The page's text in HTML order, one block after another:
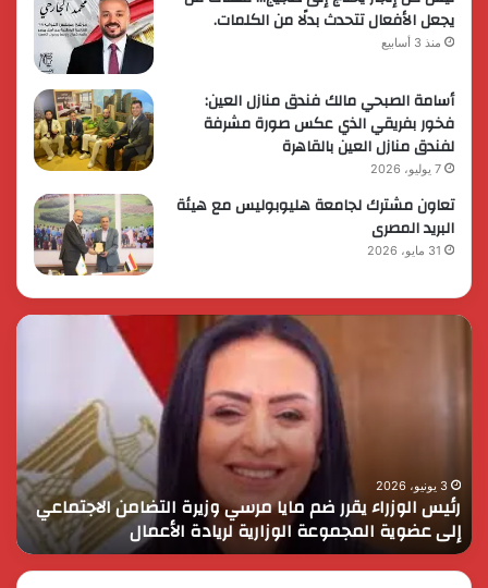
يجعل الأفعال تتحدث بدلًا من الكلمات.
منذ 3 أسابيع
أسامة الصبحي مالك فندق منازل العين:
فخور بفريقي الذي عكس صورة مشرفة
لفندق منازل العين بالقاهرة
7 يوليو، 2026
تعاون مشترك لجامعة هليوبوليس مع هيئة
البريد المصرى
31 مايو، 2026
رئيس
التضامن
الاجتماعي
إلى
عضوية
المجموعة
3 يونيو، 2026
رئيس الوزراء يقرر ضم مايا مرسي وزيرة التضامن الاجتماعي
إلى عضوية المجموعة الوزارية لريادة الأعمال
في